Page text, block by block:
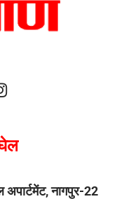
नागपुर-22